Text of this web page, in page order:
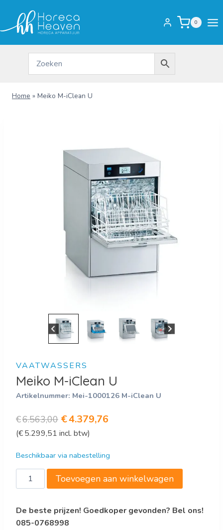
inhoud
0
Home » Meiko M-iClean U
VAATWASSERS
Meiko M-iClean U
Artikelnummer: Mei-1000126 M-iClean U
€6.563,00 Oorspronkelijke
prijs
was:
€6.563,00.
€4.379,76
€4.379,76.
(€5.299,51 incl. btw)
Beschikbaar via nabestelling
Meiko
M-
U
aantal
Toevoegen aan winkelwagen
De beste prijzen! Goedkoper gevonden? Bel ons!
085-0768998